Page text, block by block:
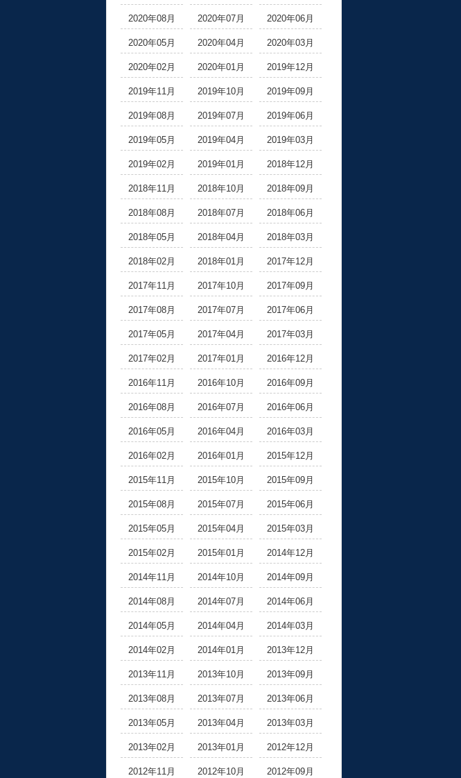
2020年08月 2020年07月 2020年06月
2020年05月 2020年04月 2020年03月
2020年02月 2020年01月 2019年12月
2019年11月 2019年10月 2019年09月
2019年08月 2019年07月 2019年06月
2019年05月 2019年04月 2019年03月
2019年02月 2019年01月 2018年12月
2018年11月 2018年10月 2018年09月
2018年08月 2018年07月 2018年06月
2018年05月 2018年04月 2018年03月
2018年02月 2018年01月 2017年12月
2017年11月 2017年10月 2017年09月
2017年08月 2017年07月 2017年06月
2017年05月 2017年04月 2017年03月
2017年02月 2017年01月 2016年12月
2016年11月 2016年10月 2016年09月
2016年08月 2016年07月 2016年06月
2016年05月 2016年04月 2016年03月
2016年02月 2016年01月 2015年12月
2015年11月 2015年10月 2015年09月
2015年08月 2015年07月 2015年06月
2015年05月 2015年04月 2015年03月
2015年02月 2015年01月 2014年12月
2014年11月 2014年10月 2014年09月
2014年08月 2014年07月 2014年06月
2014年05月 2014年04月 2014年03月
2014年02月 2014年01月 2013年12月
2013年11月 2013年10月 2013年09月
2013年08月 2013年07月 2013年06月
2013年05月 2013年04月 2013年03月
2013年02月 2013年01月 2012年12月
2012年11月 2012年10月 2012年09月